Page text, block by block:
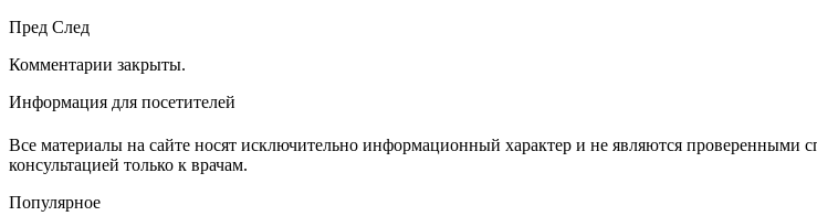
Пред След
Комментарии закрыты.
Информация для посетителей
Все материалы на сайте носят исключительно информационный характер и не являются проверенными
консультацией только к врачам.
Популярное